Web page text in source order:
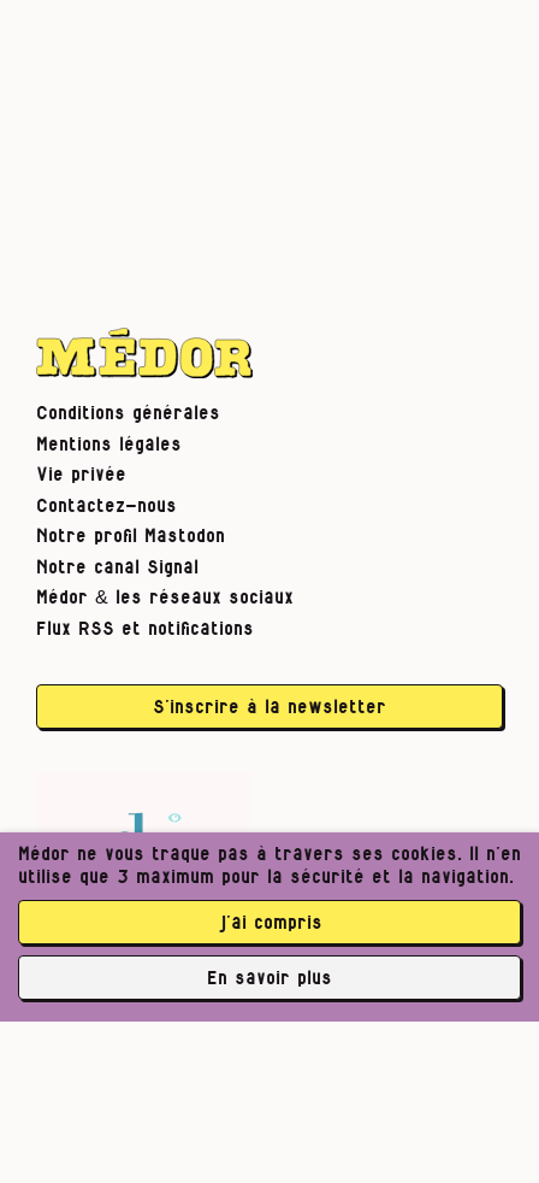
Conditions générales
Mentions légales
Vie privée
Contactez-nous
Notre profil Mastodon
Notre canal Signal
Médor & les réseaux sociaux
Flux RSS et notifications
S’inscrire à la newsletter
Médor ne vous traque pas à travers ses cookies. Il n’en
utilise que 3 maximum pour la sécurité et la navigation.
j’ai compris
En savoir plus